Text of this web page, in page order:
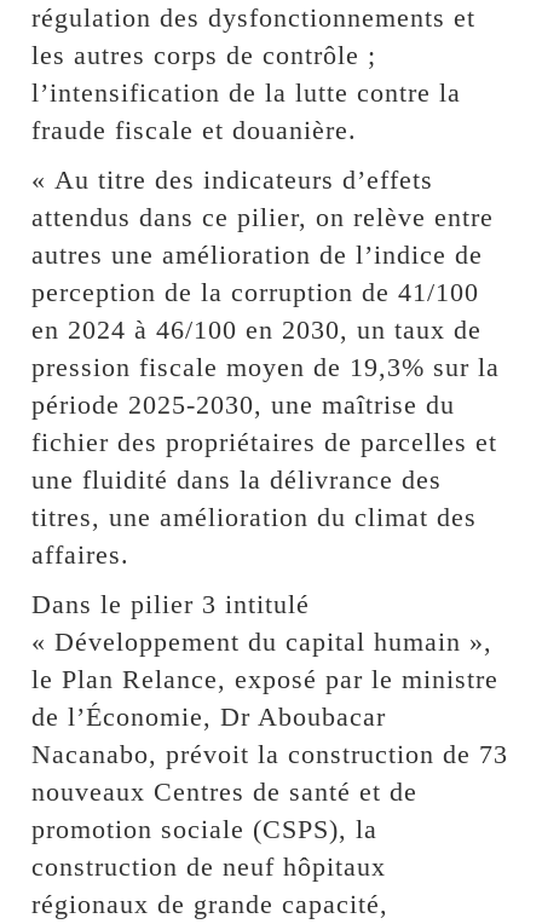
régulation des dysfonctionnements et
les autres corps de contrôle ;
l’intensification de la lutte contre la
fraude fiscale et douanière.
« Au titre des indicateurs d’effets
attendus dans ce pilier, on relève entre
autres une amélioration de l’indice de
perception de la corruption de 41/100
en 2024 à 46/100 en 2030, un taux de
pression fiscale moyen de 19,3% sur la
période 2025-2030, une maîtrise du
fichier des propriétaires de parcelles et
une fluidité dans la délivrance des
titres, une amélioration du climat des
affaires.
Dans le pilier 3 intitulé
« Développement du capital humain »,
le Plan Relance, exposé par le ministre
de l’Économie, Dr Aboubacar
Nacanabo, prévoit la construction de 73
nouveaux Centres de santé et de
promotion sociale (CSPS), la
construction de neuf hôpitaux
régionaux de grande capacité,